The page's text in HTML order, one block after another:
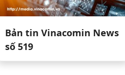
Bản tin Vinacomin News
số 519